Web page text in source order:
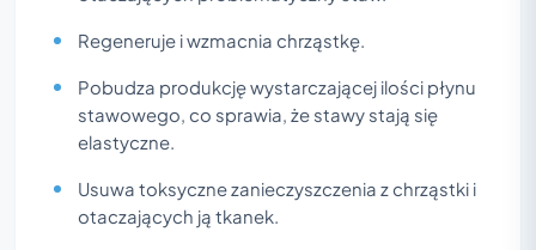
Regeneruje i wzmacnia chrząstkę.
Pobudza produkcję wystarczającej ilości płynu
stawowego, co sprawia, że stawy stają się
elastyczne.
Usuwa toksyczne zanieczyszczenia z chrząstki i
otaczających ją tkanek.